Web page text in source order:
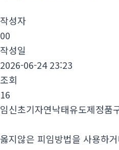
작성자
00
작성일
2026-06-24 23:23
조회
16
임신초기자연낙태유도제정품
옳지않은 피임방법을 사용하